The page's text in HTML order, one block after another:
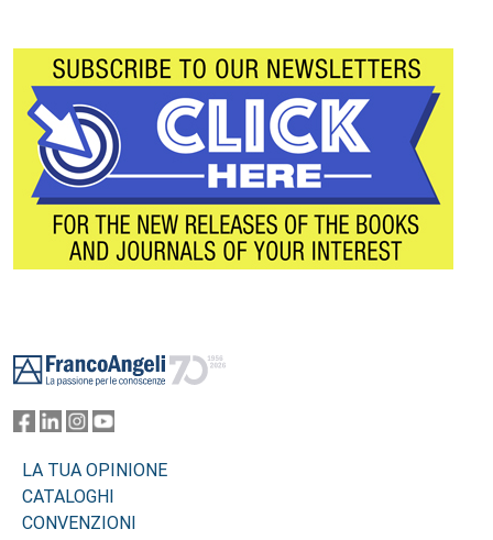
LA TUA OPINIONE
CATALOGHI
CONVENZIONI